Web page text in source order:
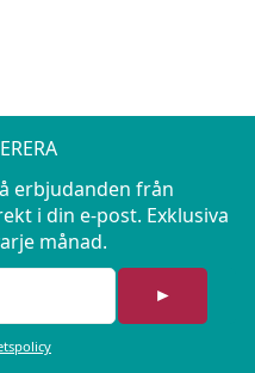
erbjudanden från
i din e-post. Exklusiva
månad.
►